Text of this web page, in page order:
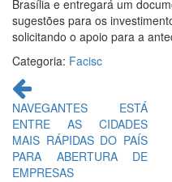
Brasília e entregará um
sugestões para os
solicitando o apoio para a
Categoria: Facisc
Continue
lendo
NAVEGANTES ESTÁ
ENTRE AS CIDADES
MAIS RÁPIDAS DO PAÍS
PARA ABERTURA DE
EMPRESAS